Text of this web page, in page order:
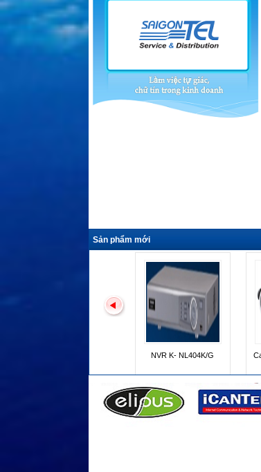
Sản phẩm mới
Camera K- EF235L01E